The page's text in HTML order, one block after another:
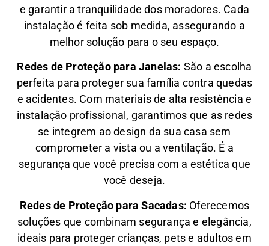
e garantir a tranquilidade dos moradores. Cada
instalação é feita sob medida, assegurando a
melhor solução para o seu espaço.
Redes de Proteção para Janelas: São a escolha
perfeita para proteger sua família contra quedas
e acidentes. Com materiais de alta resistência e
instalação profissional, garantimos que as redes
se integrem ao design da sua casa sem
comprometer a vista ou a ventilação. É a
segurança que você precisa com a estética que
você deseja.
Redes de Proteção para Sacadas: Oferecemos
soluções que combinam segurança e elegância,
ideais para proteger crianças, pets e adultos em